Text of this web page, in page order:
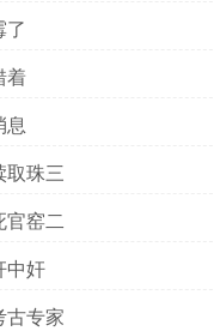
了
着
息
取珠三
官窑二
中奸
古专家